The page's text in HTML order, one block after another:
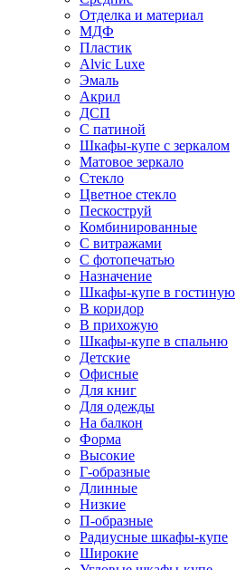
Отделка и материал
МДФ
Пластик
Alvic Luxe
Эмаль
Акрил
ДСП
С патиной
Шкафы-купе с зеркалом
Матовое зеркало
Стекло
Цветное стекло
Пескоструй
Комбинированные
С витражами
С фотопечатью
Назначение
Шкафы-купе в гостиную
В коридор
В прихожую
Шкафы-купе в спальню
Детские
Офисные
Для книг
Для одежды
На балкон
Форма
Высокие
Г-образные
Длинные
Низкие
П-образные
Радиусные шкафы-купе
Широкие